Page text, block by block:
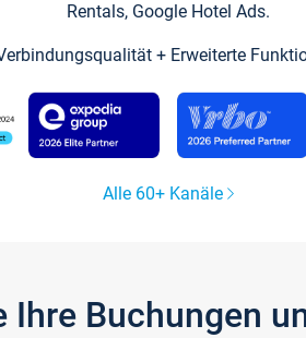
Rentals, Google Hotel Ads.
+ Erweiterte
Alle 60+ Kanäle
Ihre Buchungen